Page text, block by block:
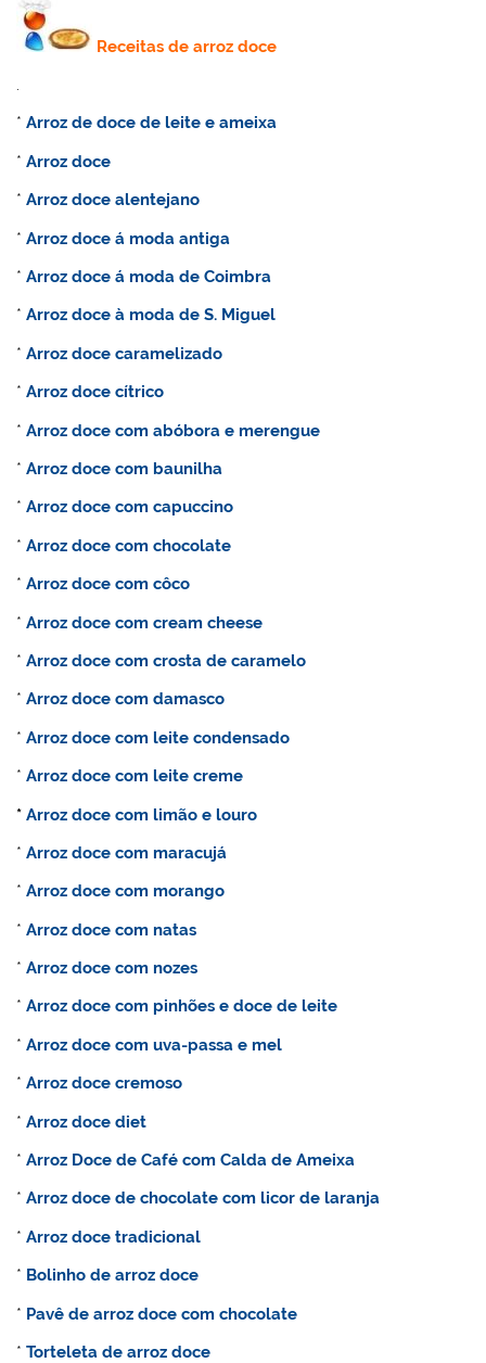
Receitas dearroz doce
.
*Arroz de doce de leite e ameixa
*Arroz doce
*Arroz doce alentejano
*Arroz doce á moda antiga
*Arroz doce á moda de Coimbra
*Arroz doce à moda de S. Miguel
*Arroz doce caramelizado
*Arroz doce cítrico
*Arroz doce com abóbora e merengue
*Arroz doce com baunilha
*Arroz doce com capuccino
*Arroz doce com chocolate
*Arroz doce com côco
*Arroz doce com cream cheese
*Arroz doce com crosta de caramelo
*Arroz doce com damasco
*Arroz doce com leite condensado
*Arroz doce com leite creme
*Arroz doce com limão e louro
*Arroz doce com maracujá
*Arroz doce com morango
*Arroz doce com natas
*Arroz doce com nozes
*Arroz doce com pinhões e doce de leite
*Arroz doce com uva-passa e mel
*Arroz doce cremoso
*Arroz doce diet
*Arroz Doce de Café com Calda de Ameixa
*Arroz doce de chocolate com licor de laranja
*Arroz doce tradicional
* Bolinho de arroz doce
* Pavê de arroz doce com chocolate
*Torteleta de arroz doce